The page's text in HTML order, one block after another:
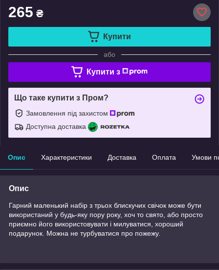
265 ₴
Купити
або
Купити з
Що таке купити з Пром?
Замовлення під захистом
Доступна доставка
Опис Характеристики Доставка Оплата Умови
Опис
Гарний маленький набір з трьох блискучих свічок може бути
використаний у будь-яку пору року, хоч то свято, або просто
приємно його використовувати і милуватися, хороший
подарунок. Можна не турбуватися про пожежу.